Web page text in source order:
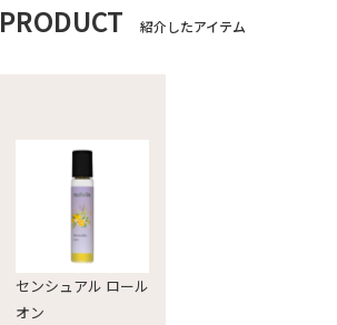
PRODUCT 紹介したアイテム
センシュアル ロール
オン